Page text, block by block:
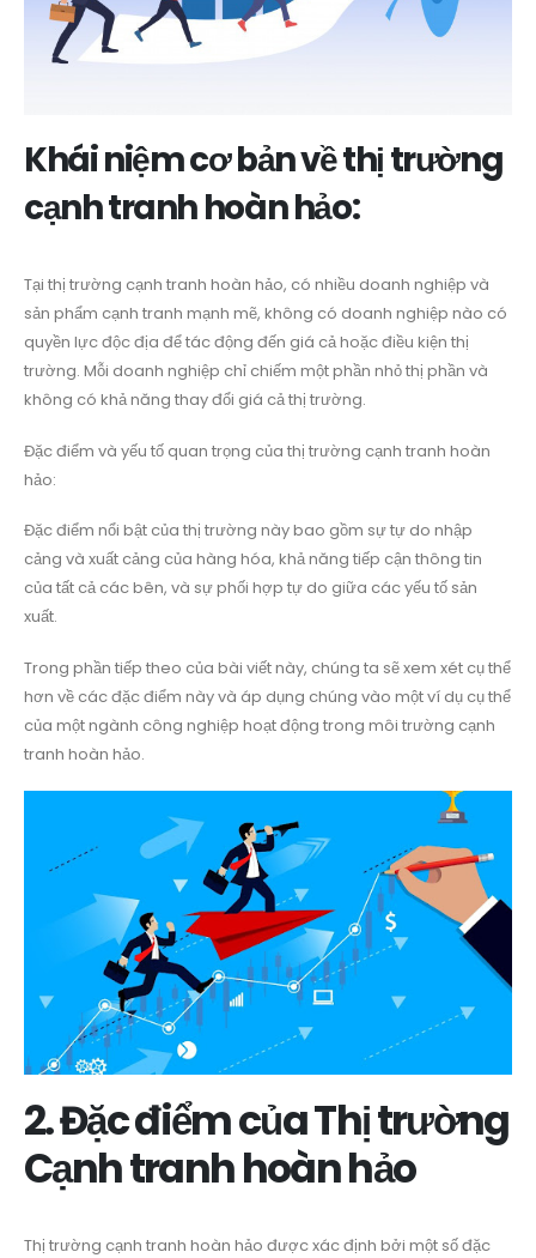
Khái niệm cơ bản về thị trường
cạnh tranh hoàn hảo:
Tại thị trường cạnh tranh hoàn hảo, có nhiều doanh nghiệp và
sản phẩm cạnh tranh mạnh mẽ, không có doanh nghiệp nào có
quyền lực độc địa để tác động đến giá cả hoặc điều kiện thị
trường. Mỗi doanh nghiệp chỉ chiếm một phần nhỏ thị phần và
không có khả năng thay đổi giá cả thị trường.
Đặc điểm và yếu tố quan trọng của thị trường cạnh tranh hoàn
hảo:
Đặc điểm nổi bật của thị trường này bao gồm sự tự do nhập
cảng và xuất cảng của hàng hóa, khả năng tiếp cận thông tin
của tất cả các bên, và sự phối hợp tự do giữa các yếu tố sản
xuất.
Trong phần tiếp theo của bài viết này, chúng ta sẽ xem xét cụ thể
hơn về các đặc điểm này và áp dụng chúng vào một ví dụ cụ thể
của một ngành công nghiệp hoạt động trong môi trường cạnh
tranh hoàn hảo.
2. Đặc điểm của Thị trường
Cạnh tranh hoàn hảo
Thị trường cạnh tranh hoàn hảo được xác định bởi một số đặc